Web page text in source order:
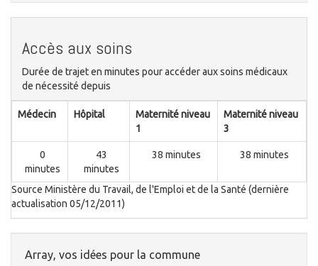
Accès aux soins
Durée de trajet en minutes pour accéder aux soins médicaux
de nécessité depuis
Médecin Hôpital
Maternité niveau
1
Maternité niveau
3
0
minutes
43
minutes
38 minutes 38 minutes
Source Ministère du Travail, de l'Emploi et de la Santé (dernière
actualisation 05/12/2011)
Array, vos idées pour la commune